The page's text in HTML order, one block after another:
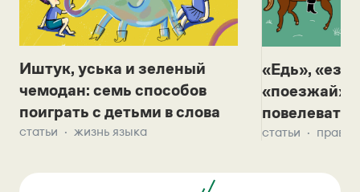
Иштук, уська и зеленый
чемодан: семь способов
поиграть с детьми в слова
статьи жизнь языка
«Едь»,
«поезжай»?
повелевать
статьи